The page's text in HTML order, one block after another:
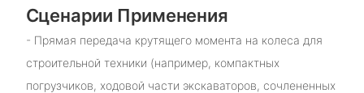
Сценарии Применения
- Прямая передача крутящего момента на колеса для
строительной техники (например, компактных
погрузчиков, ходовой части экскаваторов, сочлененных